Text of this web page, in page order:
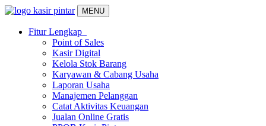
MENU
Fitur Lengkap
Point of Sales
Kasir Digital
Kelola Stok Barang
Karyawan & Cabang Usaha
Laporan Usaha
Manajemen Pelanggan
Catat Aktivitas Keuangan
Jualan Online Gratis